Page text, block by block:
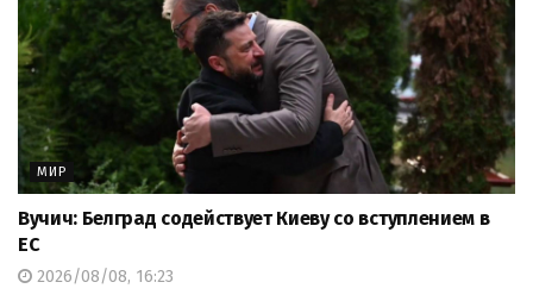
МИР
Вучич: Белград содействует Киеву со вступлением в
ЕС
2026/08/08, 16:23